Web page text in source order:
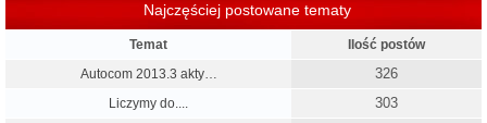
Najczęściej postowane tematy
Temat
Ilość postów
Autocom 2013.3 akty…
326
Liczymy do.... 303